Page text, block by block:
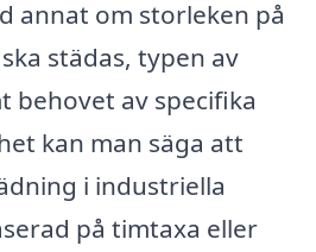
annat om storleken på
städas, typen av
behovet av specifika
kan man säga att
i industriella
på timtaxa eller